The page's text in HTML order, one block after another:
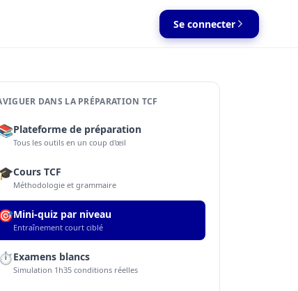
Se connecter
DANS LA PRÉPARATION TCF
Plateforme de préparation
Tous les outils en un coup d'œil
Cours TCF
Méthodologie et grammaire
🎯Mini-quiz par niveau
Entraînement court ciblé
⏱️Examens blancs
Simulation 1h35 conditions réelles